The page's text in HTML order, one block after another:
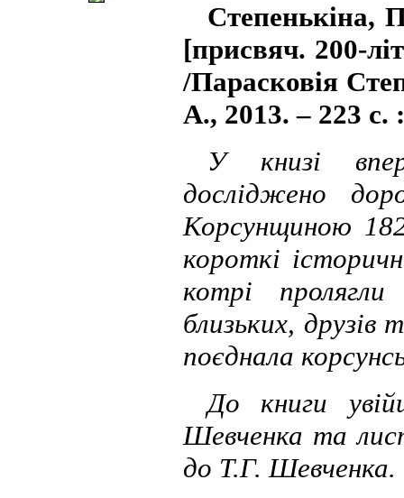
Степенькіна,
[присвяч. 200-
/Парасковія
А., 2013. – 223 с.
У книзі
досліджено
Корсунщиною
короткі
котрі
близьких, друзів
поєднала
До книги
Шевченка та
до Т.Г. Шевченка.